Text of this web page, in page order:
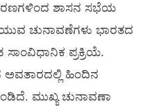
ಶಾಸನ ಸಭೆಯ
ಚುನಾವಣೆಗಳು ಭಾರತದ
ಸಾಂವಿಧಾನಿಕ ಪ್ರಕ್ರಿಯೆ.
ಹಿಂದಿನ
ಮುಖ್ಯ ಚುನಾವಣಾ